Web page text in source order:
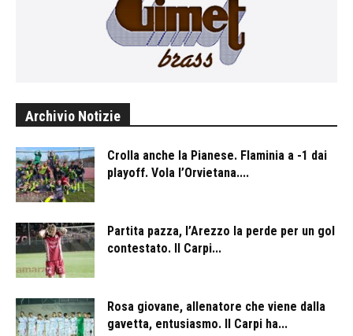
Archivio Notizie
Crolla anche la Pianese. Flaminia a -1 dai
playoff. Vola l’Orvietana....
Partita pazza, l’Arezzo la perde per un gol
contestato. Il Carpi...
Rosa giovane, allenatore che viene dalla
gavetta, entusiasmo. Il Carpi ha...